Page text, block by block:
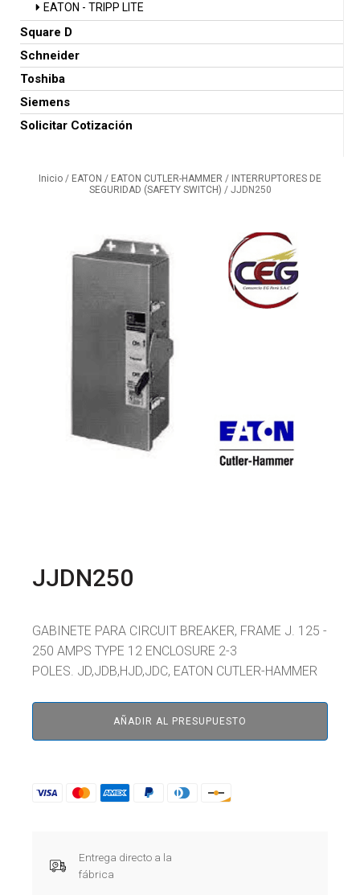
EATON - TRIPP LITE
Square D
Schneider
Toshiba
Siemens
Solicitar Cotización
Inicio / EATON / EATON CUTLER-HAMMER / INTERRUPTORES DE
SEGURIDAD (SAFETY SWITCH) / JJDN250
JJDN250
GABINETE PARA CIRCUIT BREAKER, FRAME J. 125 -
250 AMPS TYPE 12 ENCLOSURE 2-3
POLES. JD,JDB,HJD,JDC, EATON CUTLER-HAMMER
AÑADIR AL PRESUPUESTO
Entrega directo a la
fábrica